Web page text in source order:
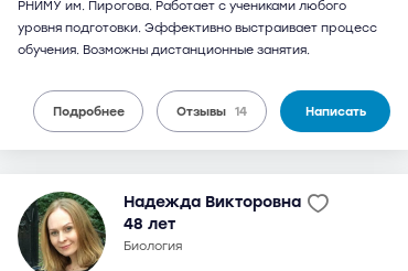
РНИМУ им. Пирогова. Работает с учениками любого
уровня подготовки. Эффективно выстраивает процесс
обучения. Возможны дистанционные занятия.
Подробнее Отзывы 14 Написать
Надежда Викторовна
48 лет
биология